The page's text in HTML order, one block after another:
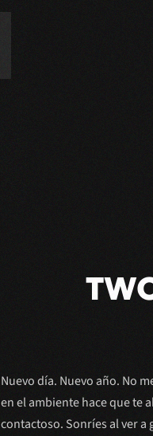
Nuevo día. Nuevo año. No
en el ambiente hace que te
contactoso. Sonríes al ver a